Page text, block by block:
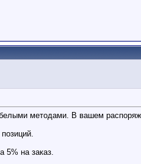
методами. В вашем
5% на заказ.